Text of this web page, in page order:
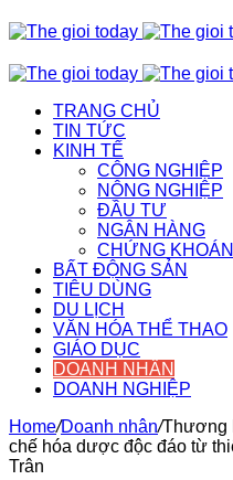
TRANG CHỦ
TIN TỨC
KINH TẾ
CÔNG NGHIỆP
NÔNG NGHIỆP
ĐẦU TƯ
NGÂN HÀNG
CHỨNG KHOÁN
BẤT ĐỘNG SẢN
TIÊU DÙNG
DU LỊCH
VĂN HÓA THỂ THAO
GIÁO DỤC
DOANH NHÂN
DOANH NGHIỆP
Home/Doanh nhân/Thương
chế hóa dược độc đáo từ
Trân